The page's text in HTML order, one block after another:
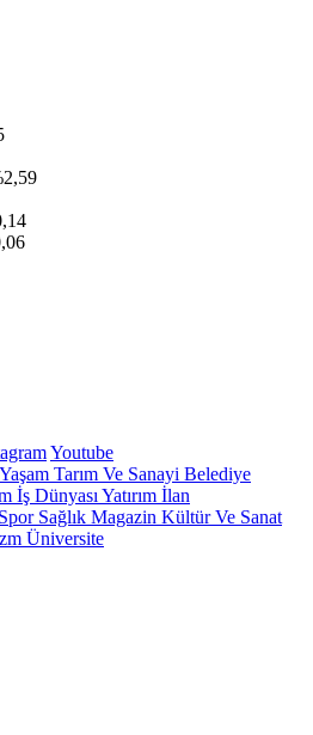
Youtube
Yaşam Tarım Ve Sanayi Belediye
İş Dünyası Yatırım İlan
SporSağlık Magazin Kültür Ve Sanat
Üniversite